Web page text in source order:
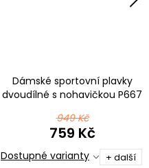
Dámské sportovní plavky
dvoudílné s nohavičkou P667
949 Kč
759 Kč
Dostupné varianty + další